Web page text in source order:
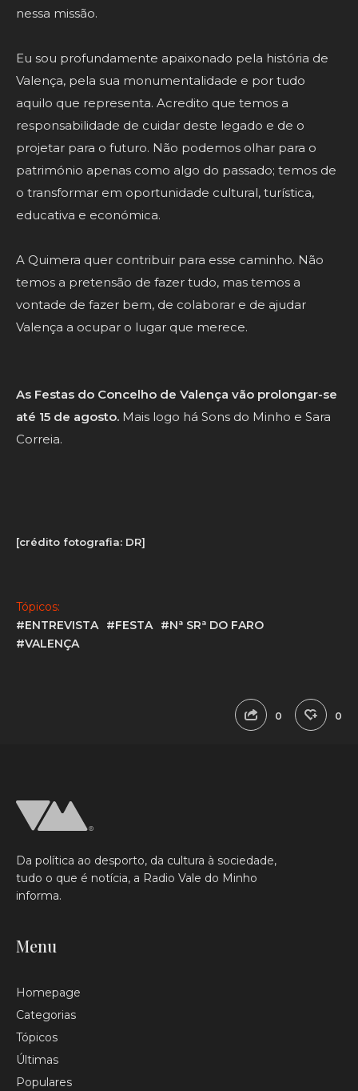
nessa missão.
Eu sou profundamente apaixonado pela história de
Valença, pela sua monumentalidade e por tudo
aquilo que representa. Acredito que temos a
responsabilidade de cuidar deste legado e de o
projetar para o futuro. Não podemos olhar para o
património apenas como algo do passado; temos de
o transformar em oportunidade cultural, turística,
educativa e económica.
A Quimera quer contribuir para esse caminho. Não
temos a pretensão de fazer tudo, mas temos a
vontade de fazer bem, de colaborar e de ajudar
Valença a ocupar o lugar que merece.
As Festas do Concelho de Valença vão prolongar-se
até 15 de agosto. Mais logo há Sons do Minho e Sara
Correia.
[crédito fotografia: DR]
Tópicos:
#ENTREVISTA
#FESTA
#Nª SRª DO FARO
#VALENÇA
0 0
Da política ao desporto, da cultura à sociedade,
tudo o que é notícia, a Radio Vale do Minho
informa.
Menu
Homepage
Categorias
Tópicos
Últimas
Populares